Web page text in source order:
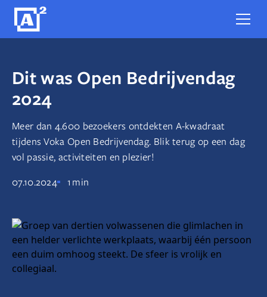
Dit was Open Bedrijvendag
2024
Meer dan 4.600 bezoekers ontdekten A-kwadraat
tijdens Voka Open Bedrijvendag. Blik terug op een dag
vol passie, activiteiten en plezier!
07.10.2024
1 min